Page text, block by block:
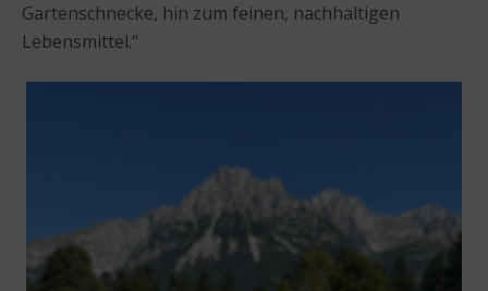
Gartenschnecke, hin zum feinen, nachhaltigen
Lebensmittel.“